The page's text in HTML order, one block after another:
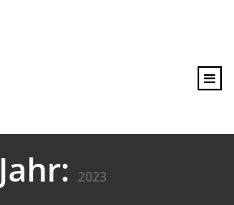
Jahr: 2023